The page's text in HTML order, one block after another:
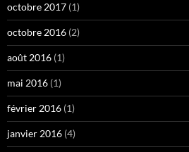
octobre 2017 (1)
octobre 2016 (2)
août 2016 (1)
mai 2016 (1)
février 2016 (1)
janvier 2016 (4)